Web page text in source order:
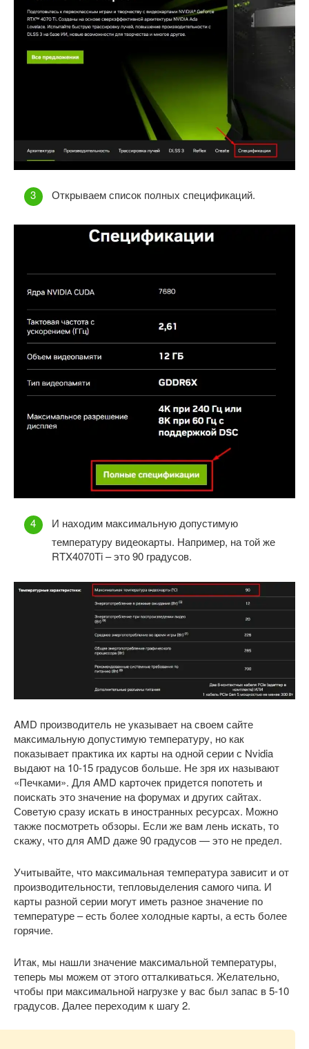
Открываем список полных спецификаций.
И находим максимальную допустимую
температуру видеокарты. Например, на той же
RTX4070Ti – это 90 градусов.
AMD производитель не указывает на своем сайте
максимальную допустимую температуру, но как
показывает практика их карты на одной серии с Nvidia
выдают на 10-15 градусов больше. Не зря их называют
«Печками». Для AMD карточек придется попотеть и
поискать это значение на форумах и других сайтах.
Советую сразу искать в иностранных ресурсах. Можно
также посмотреть обзоры. Если же вам лень искать, то
скажу, что для AMD даже 90 градусов — это не предел.
Учитывайте, что максимальная температура зависит и от
производительности, тепловыделения самого чипа. И
карты разной серии могут иметь разное значение по
температуре – есть более холодные карты, а есть более
горячие.
Итак, мы нашли значение максимальной температуры,
теперь мы можем от этого отталкиваться. Желательно,
чтобы при максимальной нагрузке у вас был запас в 5-10
градусов. Далее переходим к шагу 2.